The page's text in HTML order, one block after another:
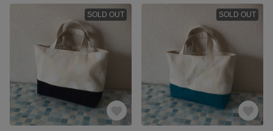
SOLD OUT SOLD OUT